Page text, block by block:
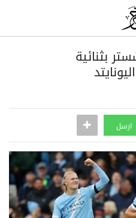
بثنائية
ارسل